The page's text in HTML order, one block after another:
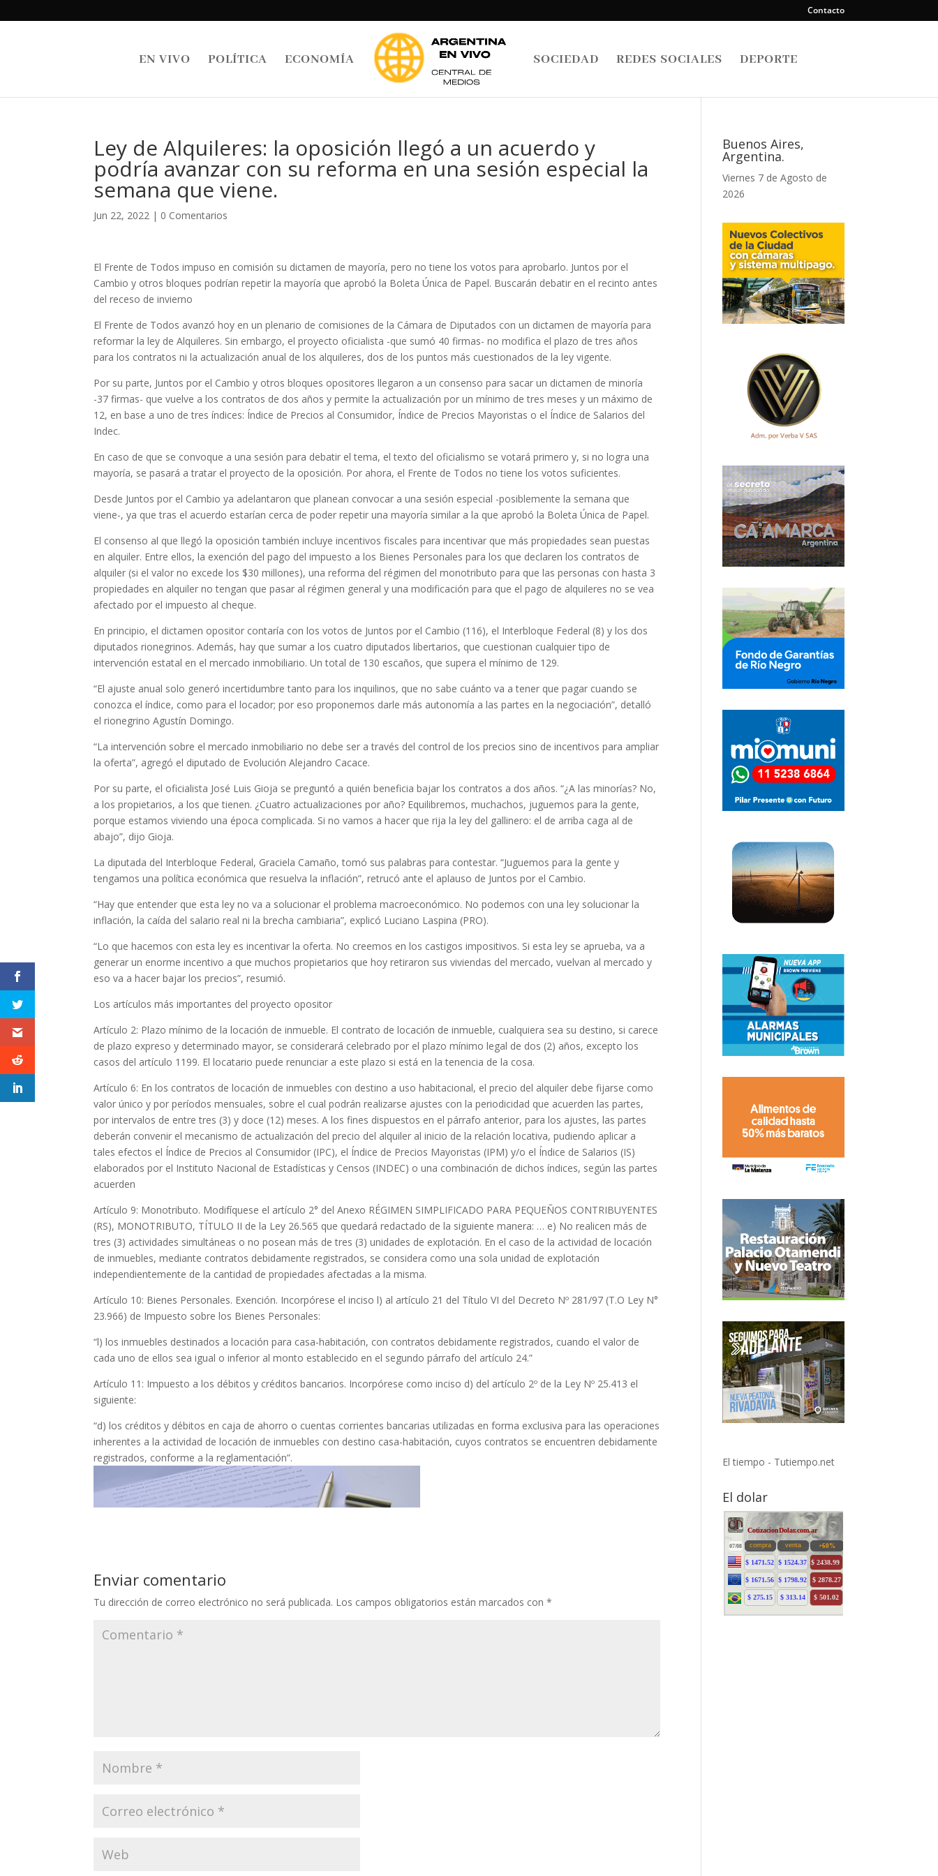
Contacto
EN VIVO POLÍTICA ECONOMÍA SOCIEDAD REDES SOCIALES DEPORTE
Ley de Alquileres: la oposición llegó a un acuerdo y
podría avanzar con su reforma en una sesión especial la
semana que viene.
Jun 22, 2022 | 0 Comentarios
El Frente de Todos impuso en comisión su dictamen de mayoría, pero no tiene los votos para aprobarlo. Juntos por el
Cambio y otros bloques podrían repetir la mayoría que aprobó la Boleta Única de Papel. Buscarán debatir en el recinto antes
del receso de invierno
El Frente de Todos avanzó hoy en un plenario de comisiones de la Cámara de Diputados con un dictamen de mayoría para
reformar la ley de Alquileres. Sin embargo, el proyecto oficialista -que sumó 40 firmas- no modifica el plazo de tres años
para los contratos ni la actualización anual de los alquileres, dos de los puntos más cuestionados de la ley vigente.
Por su parte, Juntos por el Cambio y otros bloques opositores llegaron a un consenso para sacar un dictamen de minoría
-37 firmas- que vuelve a los contratos de dos años y permite la actualización por un mínimo de tres meses y un máximo de
12, en base a uno de tres índices: Índice de Precios al Consumidor, Índice de Precios Mayoristas o el Índice de Salarios del
Indec.
En caso de que se convoque a una sesión para debatir el tema, el texto del oficialismo se votará primero y, si no logra una
mayoría, se pasará a tratar el proyecto de la oposición. Por ahora, el Frente de Todos no tiene los votos suficientes.
Desde Juntos por el Cambio ya adelantaron que planean convocar a una sesión especial -posiblemente la semana que
viene-, ya que tras el acuerdo estarían cerca de poder repetir una mayoría similar a la que aprobó la Boleta Única de Papel.
El consenso al que llegó la oposición también incluye incentivos fiscales para incentivar que más propiedades sean puestas
en alquiler. Entre ellos, la exención del pago del impuesto a los Bienes Personales para los que declaren los contratos de
alquiler (si el valor no excede los $30 millones), una reforma del régimen del monotributo para que las personas con hasta 3
propiedades en alquiler no tengan que pasar al régimen general y una modificación para que el pago de alquileres no se vea
afectado por el impuesto al cheque.
En principio, el dictamen opositor contaría con los votos de Juntos por el Cambio (116), el Interbloque Federal (8) y los dos
diputados rionegrinos. Además, hay que sumar a los cuatro diputados libertarios, que cuestionan cualquier tipo de
intervención estatal en el mercado inmobiliario. Un total de 130 escaños, que supera el mínimo de 129.
“El ajuste anual solo generó incertidumbre tanto para los inquilinos, que no sabe cuánto va a tener que pagar cuando se
conozca el índice, como para el locador; por eso proponemos darle más autonomía a las partes en la negociación”, detalló
el rionegrino Agustín Domingo.
“La intervención sobre el mercado inmobiliario no debe ser a través del control de los precios sino de incentivos para ampliar
la oferta”, agregó el diputado de Evolución Alejandro Cacace.
Por su parte, el oficialista José Luis Gioja se preguntó a quién beneficia bajar los contratos a dos años. “¿A las minorías? No,
a los propietarios, a los que tienen. ¿Cuatro actualizaciones por año? Equilibremos, muchachos, juguemos para la gente,
porque estamos viviendo una época complicada. Si no vamos a hacer que rija la ley del gallinero: el de arriba caga al de
abajo”, dijo Gioja.
La diputada del Interbloque Federal, Graciela Camaño, tomó sus palabras para contestar. “Juguemos para la gente y
tengamos una política económica que resuelva la inflación”, retrucó ante el aplauso de Juntos por el Cambio.
“Hay que entender que esta ley no va a solucionar el problema macroeconómico. No podemos con una ley solucionar la
inflación, la caída del salario real ni la brecha cambiaria”, explicó Luciano Laspina (PRO).
“Lo que hacemos con esta ley es incentivar la oferta. No creemos en los castigos impositivos. Si esta ley se aprueba, va a
generar un enorme incentivo a que muchos propietarios que hoy retiraron sus viviendas del mercado, vuelvan al mercado y
eso va a hacer bajar los precios”, resumió.
Los artículos más importantes del proyecto opositor
Artículo 2: Plazo mínimo de la locación de inmueble. El contrato de locación de inmueble, cualquiera sea su destino, si carece
de plazo expreso y determinado mayor, se considerará celebrado por el plazo mínimo legal de dos (2) años, excepto los
casos del artículo 1199. El locatario puede renunciar a este plazo si está en la tenencia de la cosa.
Artículo 6: En los contratos de locación de inmuebles con destino a uso habitacional, el precio del alquiler debe fijarse como
valor único y por períodos mensuales, sobre el cual podrán realizarse ajustes con la periodicidad que acuerden las partes,
por intervalos de entre tres (3) y doce (12) meses. A los fines dispuestos en el párrafo anterior, para los ajustes, las partes
deberán convenir el mecanismo de actualización del precio del alquiler al inicio de la relación locativa, pudiendo aplicar a
tales efectos el Índice de Precios al Consumidor (IPC), el Índice de Precios Mayoristas (IPM) y/o el Índice de Salarios (IS)
elaborados por el Instituto Nacional de Estadísticas y Censos (INDEC) o una combinación de dichos índices, según las partes
acuerden
Artículo 9: Monotributo. Modifíquese el artículo 2° del Anexo RÉGIMEN SIMPLIFICADO PARA PEQUEÑOS CONTRIBUYENTES
(RS), MONOTRIBUTO, TÍTULO II de la Ley 26.565 que quedará redactado de la siguiente manera: … e) No realicen más de
tres (3) actividades simultáneas o no posean más de tres (3) unidades de explotación. En el caso de la actividad de locación
de inmuebles, mediante contratos debidamente registrados, se considera como una sola unidad de explotación
independientemente de la cantidad de propiedades afectadas a la misma.
Artículo 10: Bienes Personales. Exención. Incorpórese el inciso l) al artículo 21 del Título VI del Decreto Nº 281/97 (T.O Ley N°
23.966) de Impuesto sobre los Bienes Personales:
“l) los inmuebles destinados a locación para casa-habitación, con contratos debidamente registrados, cuando el valor de
cada uno de ellos sea igual o inferior al monto establecido en el segundo párrafo del artículo 24.”
Artículo 11: Impuesto a los débitos y créditos bancarios. Incorpórese como inciso d) del artículo 2º de la Ley Nº 25.413 el
siguiente:
“d) los créditos y débitos en caja de ahorro o cuentas corrientes bancarias utilizadas en forma exclusiva para las operaciones
inherentes a la actividad de locación de inmuebles con destino casa-habitación, cuyos contratos se encuentren debidamente
registrados, conforme a la reglamentación”.
Enviar comentario
Tu dirección de correo electrónico no será publicada. Los campos obligatorios están marcados con*
Buenos Aires,
Argentina.
Viernes 7 de Agosto de
2026
El tiempo - Tutiempo.net
El dolar